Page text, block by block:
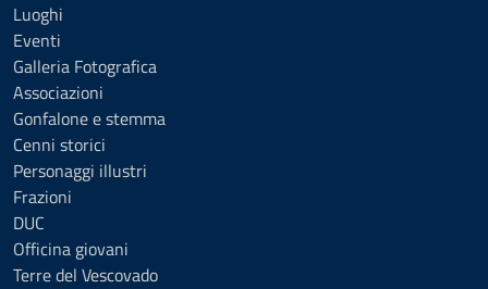
Luoghi
Eventi
Galleria Fotografica
Associazioni
Gonfalone e stemma
Cenni storici
Personaggi illustri
Frazioni
DUC
Officina giovani
Terre del Vescovado